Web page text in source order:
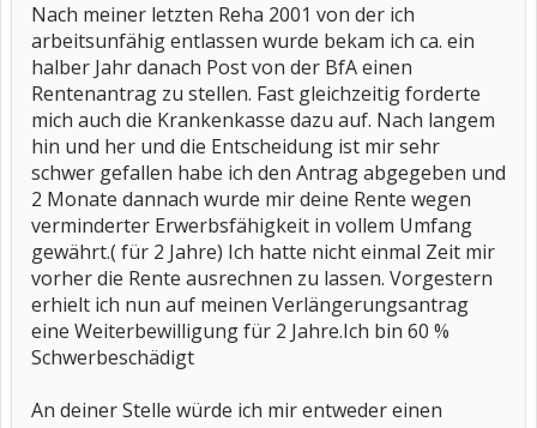
Nach meiner letzten Reha 2001 von der ich
arbeitsunfähig entlassen wurde bekam ich ca. ein
halber Jahr danach Post von der BfA einen
Rentenantrag zu stellen. Fast gleichzeitig forderte
mich auch die Krankenkasse dazu auf. Nach langem
hin und her und die Entscheidung ist mir sehr
schwer gefallen habe ich den Antrag abgegeben und
2 Monate dannach wurde mir deine Rente wegen
verminderter Erwerbsfähigkeit in vollem Umfang
gewährt.( für 2 Jahre) Ich hatte nicht einmal Zeit mir
vorher die Rente ausrechnen zu lassen. Vorgestern
erhielt ich nun auf meinen Verlängerungsantrag
eine Weiterbewilligung für 2 Jahre.Ich bin 60 %
Schwerbeschädigt
An deiner Stelle würde ich mir entweder einen